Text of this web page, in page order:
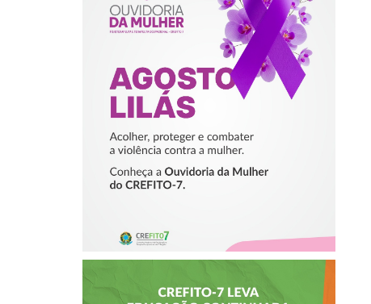
AGOSTO LILÁS –
ACOLHER,
PROTEGER E
COMBATER A
VIOLÊNCIA
CONTRA A
MULHER